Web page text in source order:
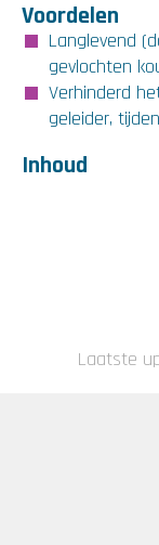
Voordelen
Langlevend
gevlochten
Verhinderd
geleider,
Inhoud
Laatste